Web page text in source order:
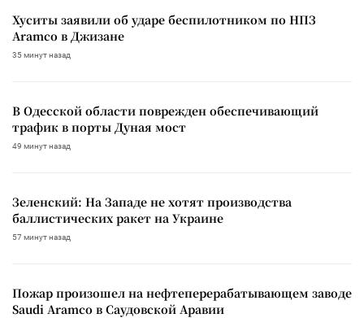
Хуситы заявили об ударе беспилотником по НПЗ
Aramco в Джизане
35 минут назад
В Одесской области поврежден обеспечивающий
трафик в порты Дуная мост
49 минут назад
Зеленский: На Западе не хотят производства
баллистических ракет на Украине
57 минут назад
Пожар произошел на нефтеперерабатывающем заводе
Saudi Aramco в Саудовской Аравии